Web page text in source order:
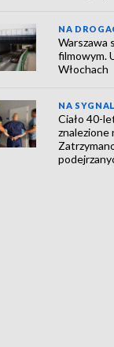
NA
Warszawa
filmowym.
Włochach
NA
Ciało 40-
znalezione